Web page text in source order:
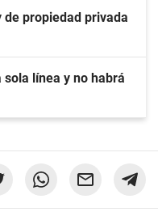
propiedad privada
línea y no habrá